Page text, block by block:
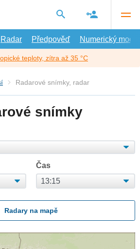
Radar Předpověď Numerický model
teploty, zítra až 35 °C
Radarové snímky, radar
snímky
Čas
Radary na mapě